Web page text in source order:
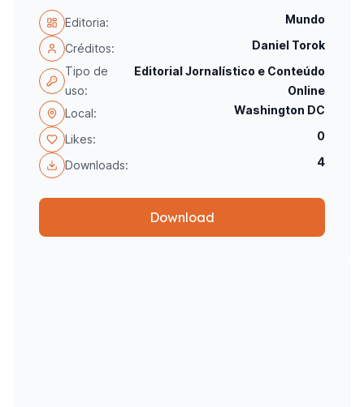
Editoria: Mundo
Créditos:
Daniel Torok
Tipo de
uso:
Editorial Jornalístico e Conteúdo
Online
Local:
Washington DC
Likes: 0
Downloads: 4
Download